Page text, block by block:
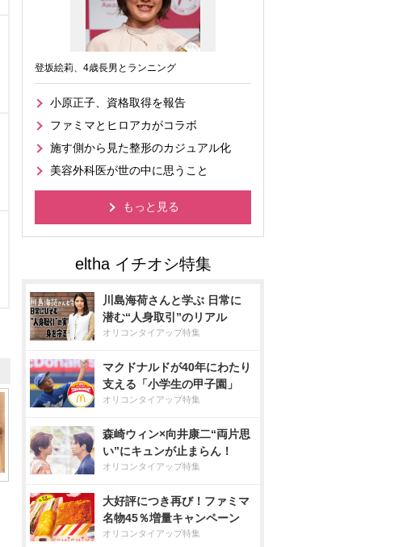
登坂絵莉、4歳長男とランニング
小原正子、資格取得を報告
ファミマとヒロアカがコラボ
施す側から見た整形のカジュアル化
美容外科医が世の中に思うこと
もっと見る
川島海荷さんと学ぶ 日常に
潜む“人身取引”のリアル
オリコンタイアップ特集
マクドナルドが40年にわたり
支える「小学生の甲子園」
オリコンタイアップ特集
森崎ウィン×向井康二“両片思
い”にキュンが止まらん！
オリコンタイアップ特集
大好評につき再び！ファミマ
名物45％増量キャンペーン
オリコンタイアップ特集